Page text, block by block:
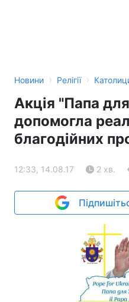
Новини › Релігії ›
Акція "Папа
допомогла
благодійних
12:33, 14.08.17 2 хв.